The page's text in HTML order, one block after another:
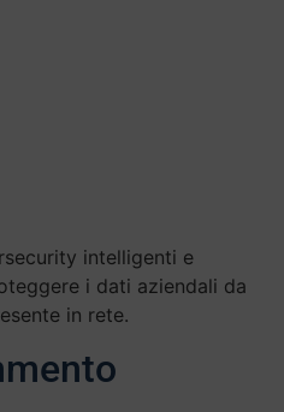
intelligenti e
i dati aziendali da
in rete.